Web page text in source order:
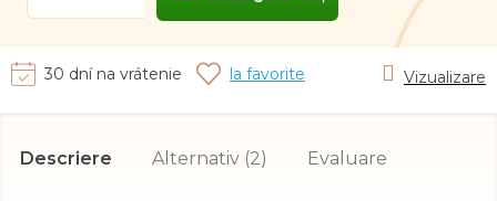
30 dní na vrátenie Vizualizare
Descriere Alternativ (2) Evaluare